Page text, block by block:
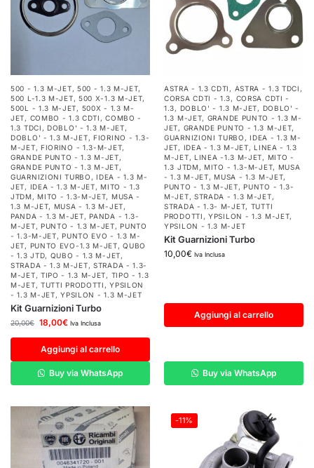
500 - 1.3 M-JET, 500 - 1.3 M-JET,
500 L-1.3 M-JET, 500 X-1.3 M-JET,
500L - 1.3 M-JET, 500X - 1.3 M-
JET, COMBO - 1.3 CDTI ,COMBO -
1.3 TDCI ,DOBLO' - 1.3 M-JET,
DOBLO' - 1.3 M-JET,FIORINO - 1.3-
M-JET, FIORINO - 1.3-M-JET,
GRANDE PUNTO - 1.3 M-JET,
GRANDE PUNTO - 1.3 M-JET,
GUARNIZIONI TURBO ,IDEA - 1.3 M-
JET, IDEA - 1.3 M-JET,MITO - 1.3
JTDM,MITO - 1.3-M-JET, MUSA -
1.3 M-JET, MUSA - 1.3 M-JET,
PANDA - 1.3 M-JET,PANDA - 1.3-
M-JET, PUNTO - 1.3 M-JET,PUNTO
- 1.3-M-JET,PUNTO EVO - 1.3 M-
JET, PUNTO EVO-1.3 M-JET,QUBO
- 1.3 JTD, QUBO - 1.3 M-JET,
STRADA - 1.3 M-JET,STRADA - 1.3-
M-JET, TIPO - 1.3 M-JET, TIPO - 1.3
M-JET, TUTTI PRODOTTI ,YPSILON
- 1.3 M-JET,YPSILON - 1.3 M-JET
Kit Guarnizioni Turbo
20,00€ 18,00€ Iva Inclusa
Aggiungi al carrello
Buy via WhatsApp
ASTRA - 1.3 CDTI , ASTRA - 1.3 TDCI ,
CORSA CDTI - 1.3, CORSA CDTI -
1.3, DOBLO' - 1.3 M-JET, DOBLO' -
1.3 M-JET, GRANDE PUNTO - 1.3 M-
JET, GRANDE PUNTO - 1.3 M-JET,
GUARNIZIONI TURBO ,IDEA - 1.3 M-
JET, IDEA - 1.3 M-JET,LINEA - 1.3
M-JET, LINEA -1.3 M-JET, MITO -
1.3 JTDM,MITO - 1.3-M-JET, MUSA
- 1.3 M-JET,MUSA - 1.3 M-JET,
PUNTO - 1.3 M-JET,PUNTO - 1.3-
M-JET, STRADA - 1.3 M-JET,
STRADA - 1.3- M-JET, TUTTI
PRODOTTI ,YPSILON - 1.3 M-JET,
YPSILON - 1.3 M-JET
Kit Guarnizioni Turbo
10,00€ Iva Inclusa
Aggiungi al carrello
Buy via WhatsApp
-11%